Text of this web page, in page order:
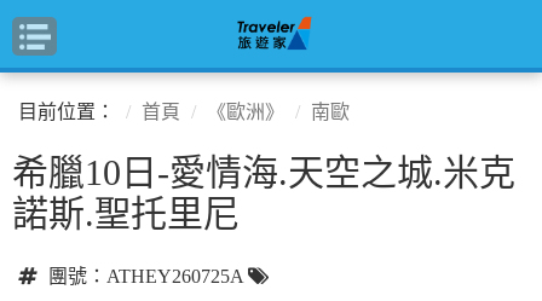
目前位置： 首頁 《歐洲》 南歐
希臘10日-愛情海.天空之城.米克
諾斯.聖托里尼
團號：ATHEY260725A